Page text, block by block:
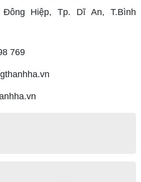
Hiệp, Tp. Dĩ An, T.Bình
769